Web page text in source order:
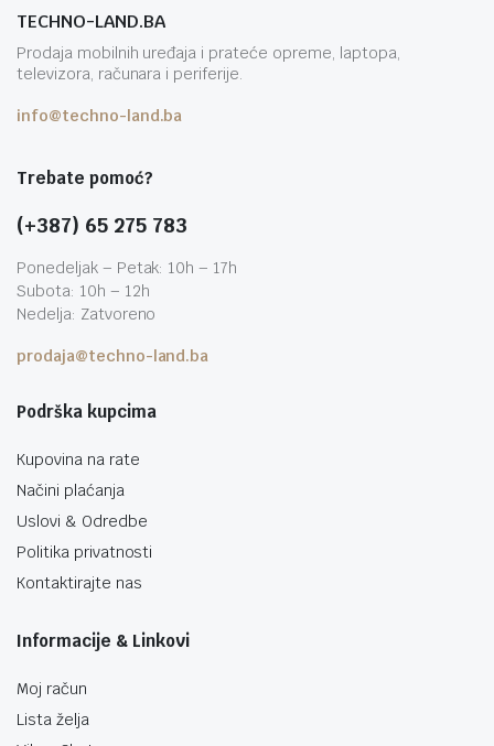
TECHNO-LAND.BA
Prodaja mobilnih uređaja i prateće opreme, laptopa,
televizora, računara i periferije.
info@techno-land.ba
Trebate pomoć?
(+387) 65 275 783
Ponedeljak – Petak: 10h – 17h
Subota: 10h – 12h
Nedelja: Zatvoreno
prodaja@techno-land.ba
Podrška kupcima
Kupovina na rate
Načini plaćanja
Uslovi & Odredbe
Politika privatnosti
Kontaktirajte nas
Informacije & Linkovi
Moj račun
Lista želja